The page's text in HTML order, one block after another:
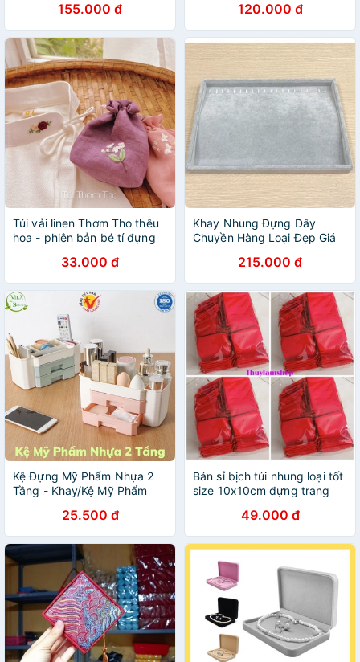
155.000 đ 120.000 đ
Túi vải linen Thơm Tho thêu
hoa - phiên bản bé tí đựng
33.000 đ
Khay Nhung Đựng Dây
Chuyền Hàng Loại Đẹp Giá
215.000 đ
Kệ Đựng Mỹ Phẩm Nhựa 2
Tầng - Khay/Kệ Mỹ Phẩm
25.500 đ
Bán sỉ bịch túi nhung loại tốt
size 10x10cm đựng trang
49.000 đ